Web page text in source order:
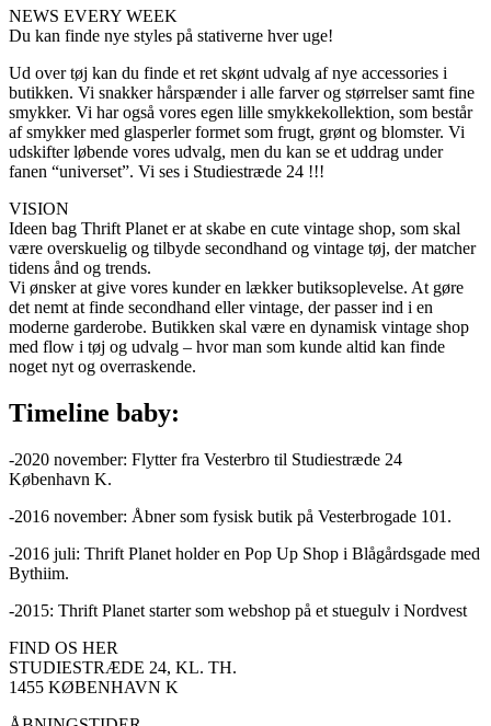
NEWS EVERY WEEK
Du kan finde nye styles på stativerne hver uge!
Ud over tøj kan du finde et ret skønt udvalg af nye accessories i
butikken. Vi snakker hårspænder i alle farver og størrelser samt fine
smykker. Vi har også vores egen lille smykkekollektion, som består
af smykker med glasperler formet som frugt, grønt og blomster. Vi
udskifter løbende vores udvalg, men du kan se et uddrag under
fanen “universet”. Vi ses i Studiestræde 24 !!!
VISION
Ideen bag Thrift Planet er at skabe en cute vintage shop, som skal
være overskuelig og tilbyde secondhand og vintage tøj, der matcher
tidens ånd og trends.
Vi ønsker at give vores kunder en lækker butiksoplevelse. At gøre
det nemt at finde secondhand eller vintage, der passer ind i en
moderne garderobe. Butikken skal være en dynamisk vintage shop
med flow i tøj og udvalg – hvor man som kunde altid kan finde
noget nyt og overraskende.
Timeline baby:
-2020 november: Flytter fra Vesterbro til Studiestræde 24
København K.
-2016 november: Åbner som fysisk butik på Vesterbrogade 101.
-2016 juli: Thrift Planet holder en Pop Up Shop i Blågårdsgade med
Bythiim.
-2015: Thrift Planet starter som webshop på et stuegulv i Nordvest
FIND OS HER
STUDIESTRÆDE 24, KL. TH.
1455 KØBENHAVN K